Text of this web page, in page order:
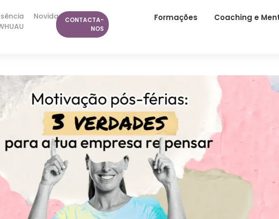
NovidadesCONTACTA-
NOS
Formações Coaching e